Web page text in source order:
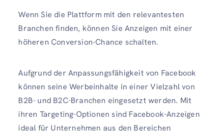
Wenn Sie die Plattform mit den relevantesten
Branchen finden, können Sie Anzeigen mit einer
höheren Conversion-Chance schalten.
Aufgrund der Anpassungsfähigkeit von Facebook
können seine Werbeinhalte in einer Vielzahl von
B2B- und B2C-Branchen eingesetzt werden. Mit
ihren Targeting-Optionen sind Facebook-Anzeigen
ideal für Unternehmen aus den Bereichen